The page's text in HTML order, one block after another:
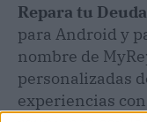
Repara tu
para Android y
nombre de
personalizadas
experiencias